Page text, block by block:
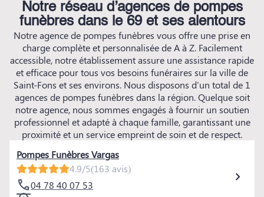
Notre réseau d’agences de pompes
funèbres dans le 69 et ses alentours
Notre agence de pompes funèbres vous offre une prise en
charge complète et personnalisée de A à Z. Facilement
accessible, notre établissement assure une assistance rapide
et efficace pour tous vos besoins funéraires sur la ville de
Saint-Fons et ses environs. Nous disposons d'un total de 1
agences de pompes funèbres dans la région. Quelque soit
notre agence, nous sommes engagés à fournir un soutien
professionnel et adapté à chaque famille, garantissant une
proximité et un service empreint de soin et de respect.
Pompes Funèbres Vargas
4.9/5(163 avis)
04 78 40 07 53